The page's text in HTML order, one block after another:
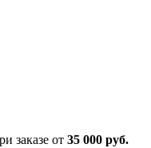
заказе от 35 000 руб.